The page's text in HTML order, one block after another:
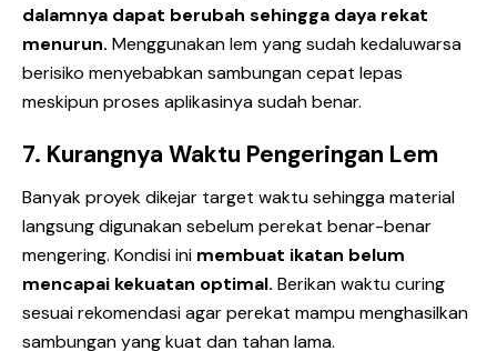
dalamnya dapat berubah sehingga daya rekat
menurun. Menggunakan lem yang sudah kedaluwarsa
berisiko menyebabkan sambungan cepat lepas
meskipun proses aplikasinya sudah benar.
7. Kurangnya Waktu Pengeringan Lem
Banyak proyek dikejar target waktu sehingga material
langsung digunakan sebelum perekat benar-benar
mengering. Kondisi ini membuat ikatan belum
mencapai kekuatan optimal. Berikan waktu curing
sesuai rekomendasi agar perekat mampu menghasilkan
sambungan yang kuat dan tahan lama.